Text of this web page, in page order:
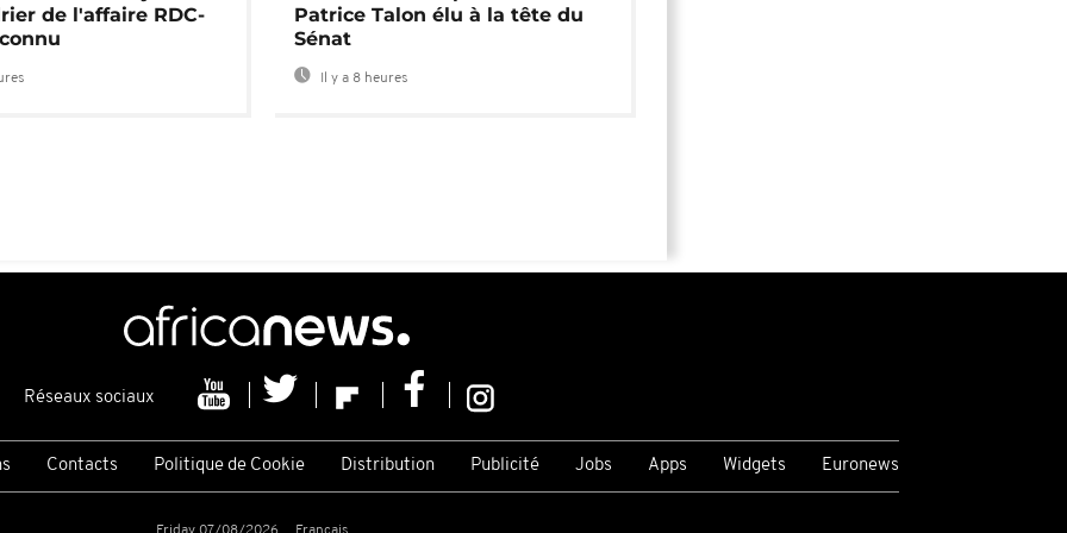
de l'affaire RDC-
Patrice Talon élu à la tête du
Sénat
Il y a 8 heures
Réseaux sociaux
Contacts Politique de Cookie Distribution Publicité Jobs Apps Widgets Euronews